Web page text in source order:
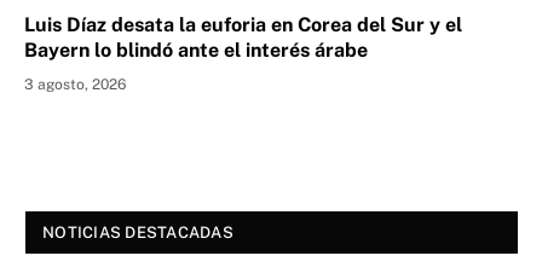
Luis Díaz desata la euforia en Corea del Sur y el
Bayern lo blindó ante el interés árabe
3 agosto, 2026
NOTICIAS DESTACADAS